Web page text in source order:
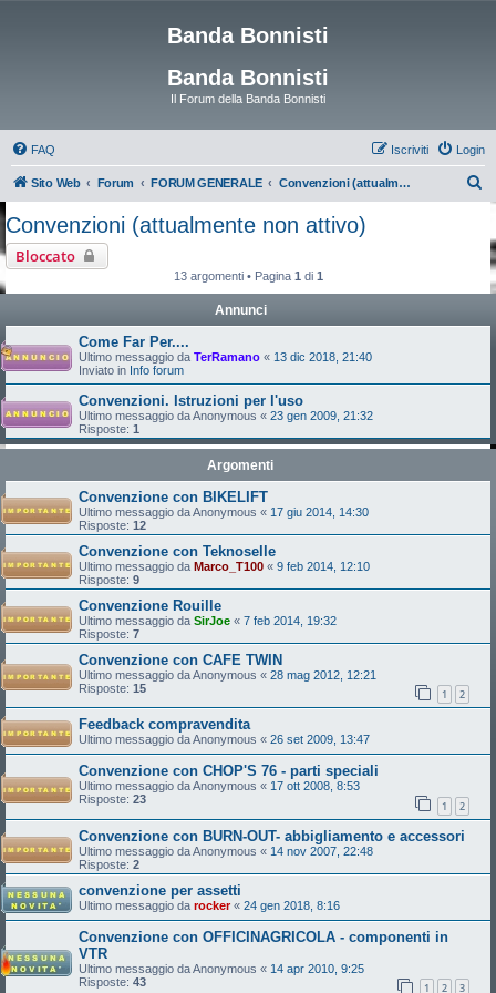
Banda Bonnisti
Banda Bonnisti
Il Forum della Banda Bonnisti
FAQ Login
Iscriviti
Sito Web Forum FORUM GENERALE Convenzioni (attualmente non attivo)
Convenzioni (attualmente non attivo)
Bloccato
13 argomenti • Pagina 1 di 1
Annunci
Come Far Per....
Ultimo messaggio da TerRamano « 13 dic 2018, 21:40
Inviato in Info forum
Convenzioni. Istruzioni per l'uso
Ultimo messaggio daAnonymous « 23 gen 2009, 21:32
Risposte: 1
Argomenti
Convenzione con BIKELIFT
Ultimo messaggio daAnonymous « 17 giu 2014, 14:30
Risposte: 12
Convenzione con Teknoselle
Ultimo messaggio da Marco_T100 « 9 feb 2014, 12:10
Risposte: 9
Convenzione Rouille
Ultimo messaggio da SirJoe « 7 feb 2014, 19:32
Risposte: 7
Convenzione con CAFE TWIN
Ultimo messaggio daAnonymous « 28 mag 2012, 12:21
Risposte: 15 1 2
Feedback compravendita
Ultimo messaggio daAnonymous « 26 set 2009, 13:47
Convenzione con CHOP'S 76 - parti speciali
Ultimo messaggio daAnonymous « 17 ott 2008, 8:53
Risposte: 23 1 2
Convenzione con BURN-OUT- abbigliamento e accessori
Ultimo messaggio daAnonymous « 14 nov 2007, 22:48
Risposte: 2
convenzione per assetti
Ultimo messaggio da rocker« 24 gen 2018, 8:16
Convenzione con OFFICINAGRICOLA - componenti in
VTR
Ultimo messaggio daAnonymous « 14 apr 2010, 9:25
Risposte: 43 1 2 3